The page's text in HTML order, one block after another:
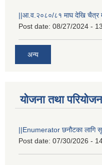
||आ.व.२०८०/८१ माघ देखि चैत्र
Post date: 08/27/2024 -
अन्य
योजना तथा
||Enumerator छनौटका लागि
Post date: 07/30/2026 -